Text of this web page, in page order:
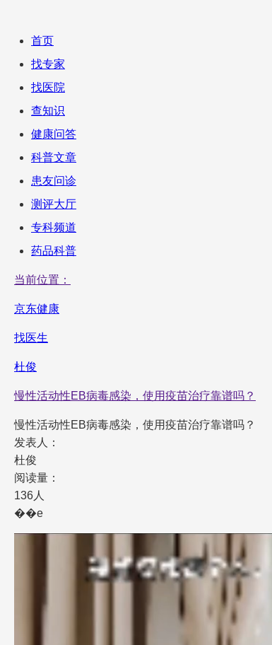
首页
找专家
找医院
查知识
健康问答
科普文章
患友问诊
测评大厅
专科频道
药品科普
当前位置：
京东健康
找医生
杜俊
慢性活动性EB病毒感染，使用疫苗治疗靠谱吗？
慢性活动性EB病毒感染，使用疫苗治疗靠谱吗？
发表人：
杜俊
阅读量：
136人
��e